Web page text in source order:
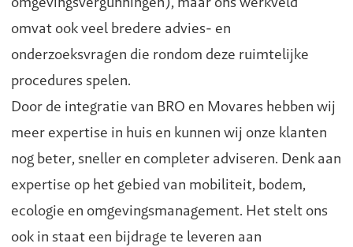
omvat ook veel bredere advies- en
onderzoeksvragen die rondom deze ruimtelijke
procedures spelen.
Door de integratie van BRO en Movares hebben wij
meer expertise in huis en kunnen wij onze klanten
nog beter, sneller en completer adviseren. Denk aan
expertise op het gebied van mobiliteit, bodem,
ecologie en omgevingsmanagement. Het stelt ons
ook in staat een bijdrage te leveren aan